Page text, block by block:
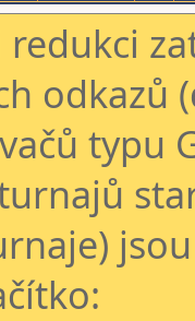
redukci
odkazů
typu